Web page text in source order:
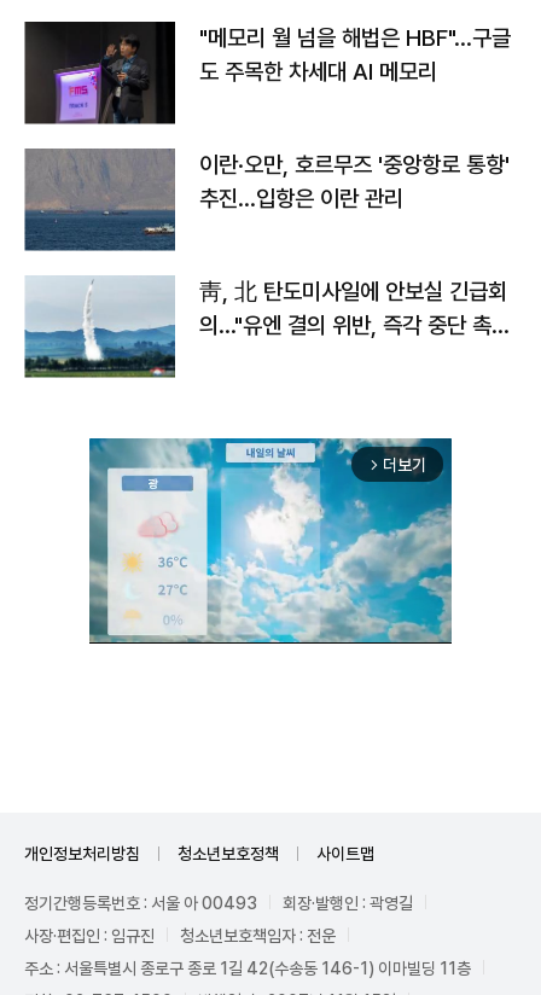
"메모리 월 넘을 해법은 HBF"…구글
도 주목한 차세대 AI 메모리
이란·오만, 호르무즈 '중앙항로 통항'
추진…입항은 이란 관리
靑, 北 탄도미사일에 안보실 긴급회
의…"유엔 결의 위반, 즉각 중단 촉
arrow_forward_ios 더보기
개인정보처리방침 청소년보호정책 사이트맵
정기간행등록번호 : 서울 아 00493
회장·발행인 : 곽영길
사장·편집인 : 임규진
청소년보호책임자 : 전운
주소 : 서울특별시 종로구 종로 1길 42(수송동 146-1) 이마빌딩 11층